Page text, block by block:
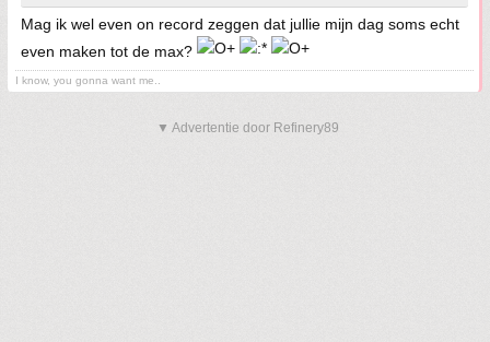
Mag ik wel even on record zeggen dat jullie mijn dag soms echt
even maken tot de max?
I know, you gonna want me..
▼ Advertentie door Refinery89